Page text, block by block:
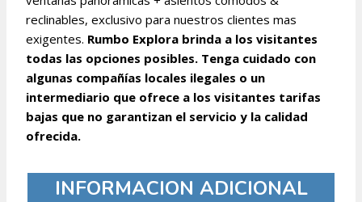
reclinables, exclusivo para nuestros clientes mas
exigentes. Rumbo Explora brinda a los visitantes
todas las opciones posibles. Tenga cuidado con
algunas compañías locales ilegales o un
intermediario que ofrece a los visitantes tarifas
bajas que no garantizan el servicio y la calidad
ofrecida.
INFORMACION ADICIONAL